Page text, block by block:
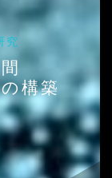
究
構築